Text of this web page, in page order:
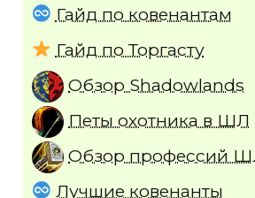
Гайд по ковенантам
Гайд по Торгасту
Обзор Shadowlands
Петы охотника в ШЛ
Обзор профессий
Лучшие ковенанты